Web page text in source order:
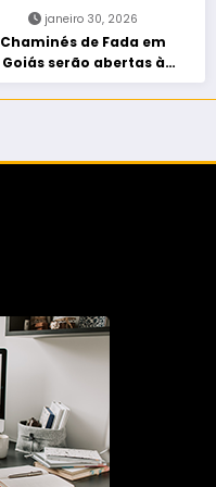
janeiro 30, 2026
Chaminés de Fada em
Goiás serão abertas à
visitação controlada